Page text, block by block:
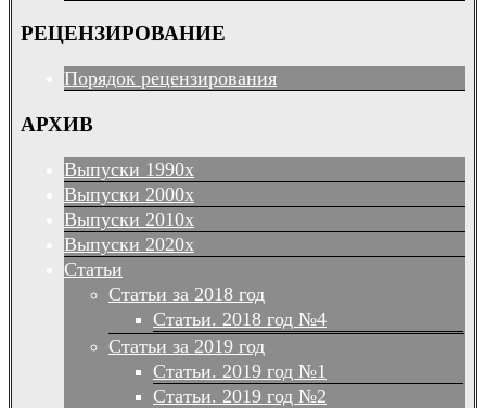
РЕЦЕНЗИРОВАНИЕ
Порядок рецензирования
АРХИВ
Выпуски 1990х
Выпуски 2000х
Выпуски 2010х
Выпуски 2020х
Статьи
Статьи за 2018 год
Статьи. 2018 год №4
Статьи за 2019 год
Статьи. 2019 год №1
Статьи. 2019 год №2